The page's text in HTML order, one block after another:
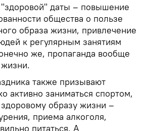
"здоровой" даты – повышение
общества о пользе
образа жизни, привлечение
к регулярным занятиям
же, пропаганда вообще
также призывают
активно заниматься спортом,
образу жизни –
приема алкоголя,
питаться. А